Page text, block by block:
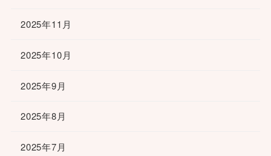
2025年11月
2025年10月
2025年9月
2025年8月
2025年7月